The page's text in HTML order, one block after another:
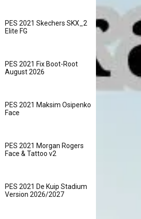
PES 2021 Skechers SKX_2
Elite FG
PES 2021 Fix Boot-Root
August 2026
PES 2021 Maksim Osipenko
Face
PES 2021 Morgan Rogers
Face & Tattoo v2
PES 2021 De Kuip Stadium
Version 2026/2027